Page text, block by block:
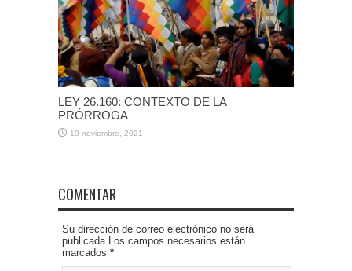
LEY 26.160: CONTEXTO DE LA
PRÓRROGA
19 noviembre, 2021
COMENTAR
Su dirección de correo electrónico no será
publicada.Los campos necesarios están
marcados *